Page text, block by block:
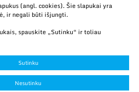
mokslinių tyrimų institutas Fizinių ir
Duomenys kaupiami ir saugomi
asmenų registre.
Slapukų parinktys
(angl. cookies). Šie slapukai yra
ir negali būti išjungti.
spauskite „Sutinku“ ir toliau
Sutinku
Nesutinku